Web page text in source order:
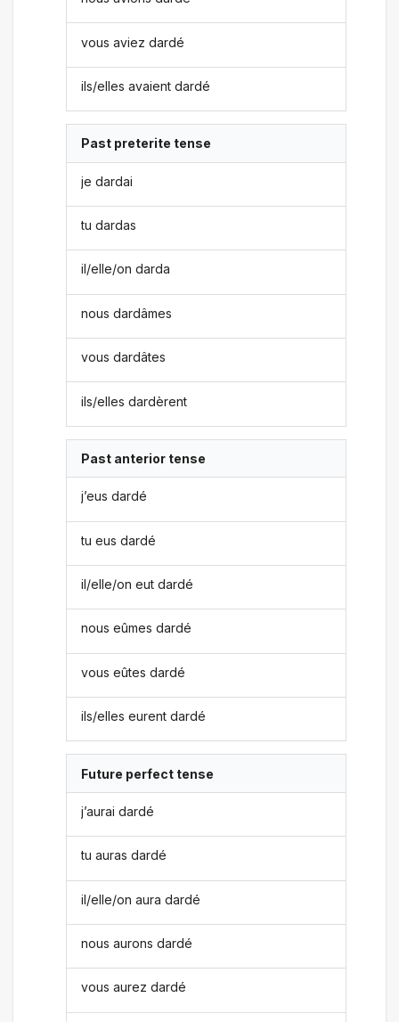
vous aviez dardé
ils/elles avaient dardé
Past preterite tense
je dardai
tu dardas
il/elle/on darda
nous dardâmes
vous dardâtes
ils/elles dardèrent
Past anterior tense
j’eus dardé
tu eus dardé
il/elle/on eut dardé
nous eûmes dardé
vous eûtes dardé
ils/elles eurent dardé
Future perfect tense
j’aurai dardé
tu auras dardé
il/elle/on aura dardé
nous aurons dardé
vous aurez dardé